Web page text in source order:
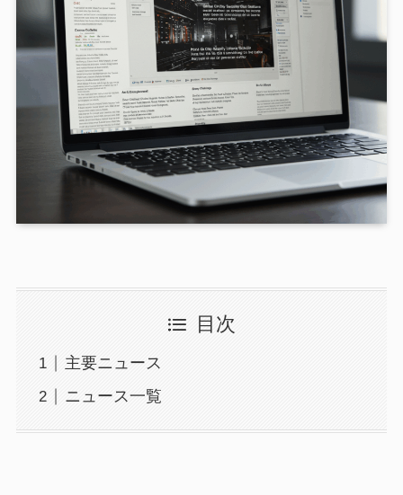
目次
主要ニュース
ニュース一覧